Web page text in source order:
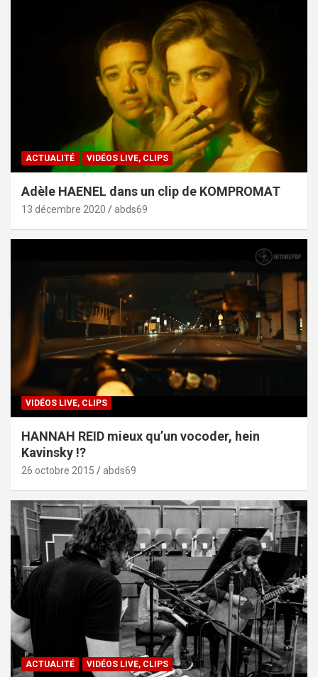
ACTUALITÉ VIDÉOS LIVE, CLIPS
Adèle HAENEL dans un clip de KOMPROMAT
13 décembre 2020 abds69
VIDÉOS LIVE, CLIPS
HANNAH REID mieux qu’un vocoder, hein
Kavinsky !?
26 octobre 2015 abds69
ACTUALITÉ VIDÉOS LIVE, CLIPS